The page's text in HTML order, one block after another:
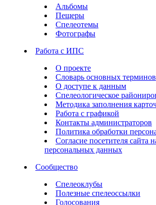
Альбомы
Пещеры
Спелеотемы
Фотографы
Работа с ИПС
О проекте
Словарь основных терминов
О доступе к данным
Спелеологическое
Методика заполнения
Работа с графикой
Контакты администраторов
Политика обработки
Согласие посетителя сайта
персональных данных
Сообщество
Спелеоклубы
Полезные спелеоссылки
Голосования